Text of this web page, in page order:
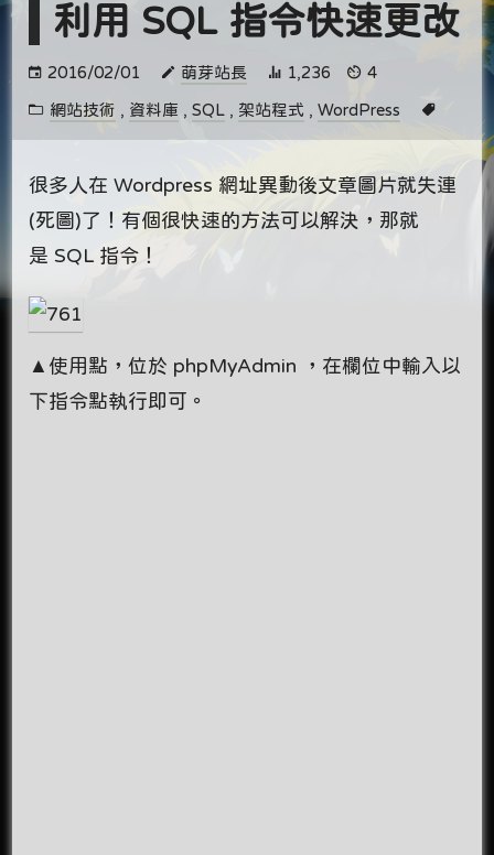
利用 SQL 指令快速更改
2016/02/01 萌芽站長 1,236 4
網站技術 , 資料庫 ,SQL , 架站程式 ,WordPress
很多人在 Wordpress 網址異動後文章圖片就失連
(死圖)了！有個很快速的方法可以解決，那就
是 SQL 指令！
▲使用點，位於 phpMyAdmin ，在欄位中輸入以
下指令點執行即可。